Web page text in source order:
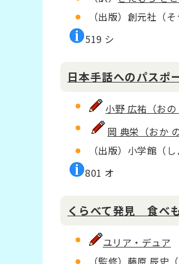
（出版）創元社（そ
519 シ
日本手話へのパスポ
小野 広祐（おの
岡 典栄（おか
（出版）小学館（し
801 オ
くらべて発見 食べ
ユリア・デュア